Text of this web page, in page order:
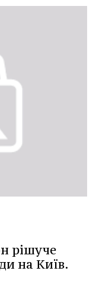
рішуче
на Київ.